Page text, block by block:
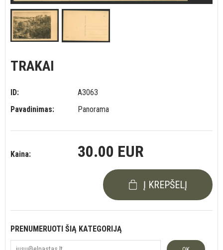
TRAKAI
ID:
A3063
Pavadinimas:
Panorama
Kaina: 30.00 EUR
Į KREPŠELĮ
PRENUMERUOTI ŠIĄ KATEGORIJĄ